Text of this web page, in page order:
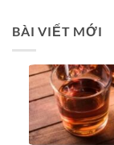
BÀI VIẾT MỚI